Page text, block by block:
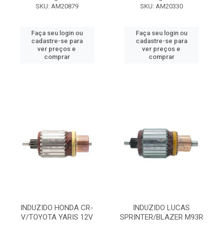
SKU: AM20879
Faça seu login ou
cadastre-se para
ver preços e
comprar
SKU: AM20330
Faça seu login ou
cadastre-se para
ver preços e
comprar
INDUZIDO HONDA CR-
V/TOYOTA YARIS 12V
INDUZIDO LUCAS
SPRINTER/BLAZER M93R